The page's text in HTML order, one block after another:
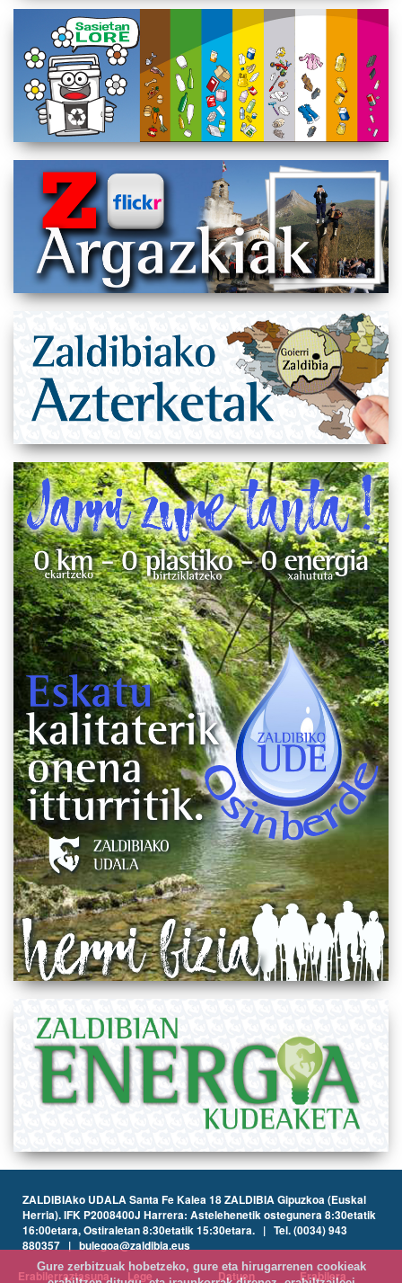
ZALDIBIAko UDALA Santa Fe Kalea 18 ZALDIBIA Gipuzkoa (Euskal
Herria). IFK P2008400J Harrera: Astelehenetik ostegunera 8:30etatik
16:00etara, Ostiraletan 8:30etatik 15:30etara. | Tel. (0034) 943
880357 | bulegoa@zaldibia.eus
Erabilerraztasuna
Lege Datuen Erabilera
Gure zerbitzuak hobetzeko, gure eta hirugarrenen cookieak